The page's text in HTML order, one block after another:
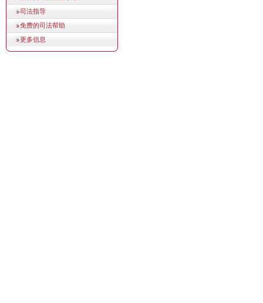
司法指导
免费的司法帮助
更多信息